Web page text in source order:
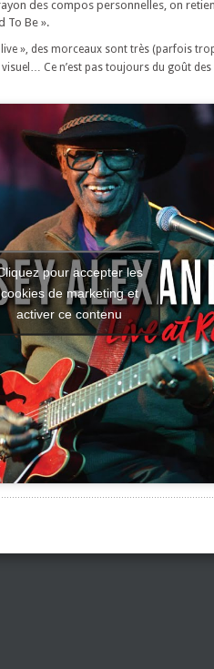
des compos personnelles, on
To Be ».
», des morceaux sont très (parfois
Ce n’est pas toujours du goût
pour accepter les
cookies de marketing et
activer ce contenu